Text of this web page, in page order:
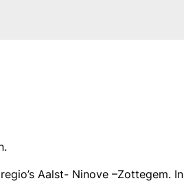
Aalst- Ninove –Zottegem. In